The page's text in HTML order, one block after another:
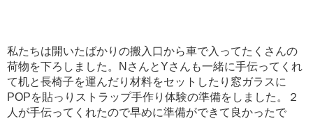
私たちは開いたばかりの搬入口から車で入ってたくさんの
荷物を下ろしました。NさんとYさんも一緒に手伝ってくれ
て机と長椅子を運んだり材料をセットしたり窓ガラスに
POPを貼っりストラップ手作り体験の準備をしました。２
人が手伝ってくれたので早めに準備ができて良かったで